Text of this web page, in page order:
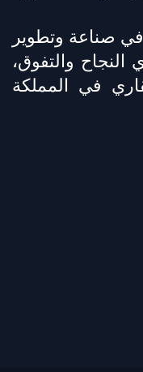
صناعة وتطوير
النجاح والتفوق،
في المملكة